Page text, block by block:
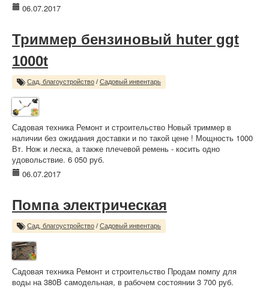
06.07.2017
Триммер бензиновый huter ggt
1000t
Сад, благоустройство / Садовый инвентарь
Садовая техника Ремонт и строительство Новый триммер в
наличии без ожидания доставки и по такой цене ! Мощность 1000
Вт. Нож и леска, а также плечевой ремень - косить одно
удовольствие. 6 050 руб.
06.07.2017
Помпа электрическая
Сад, благоустройство / Садовый инвентарь
Садовая техника Ремонт и строительство Продам помпу для
воды на 380В самодельная, в рабочем состоянии 3 700 руб.